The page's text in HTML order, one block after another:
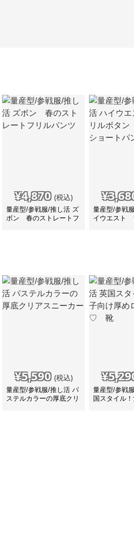
¥4,870 (税込)
量産型/参戦服/推し活 ズ
ボン 春のストレートフ
¥
量産型/参戦
イウエスト
¥5,590 (税込)
量産型/参戦服/推し活 パ
ステルカラーの厚底クリ
¥
量産型/参戦
国スタイル